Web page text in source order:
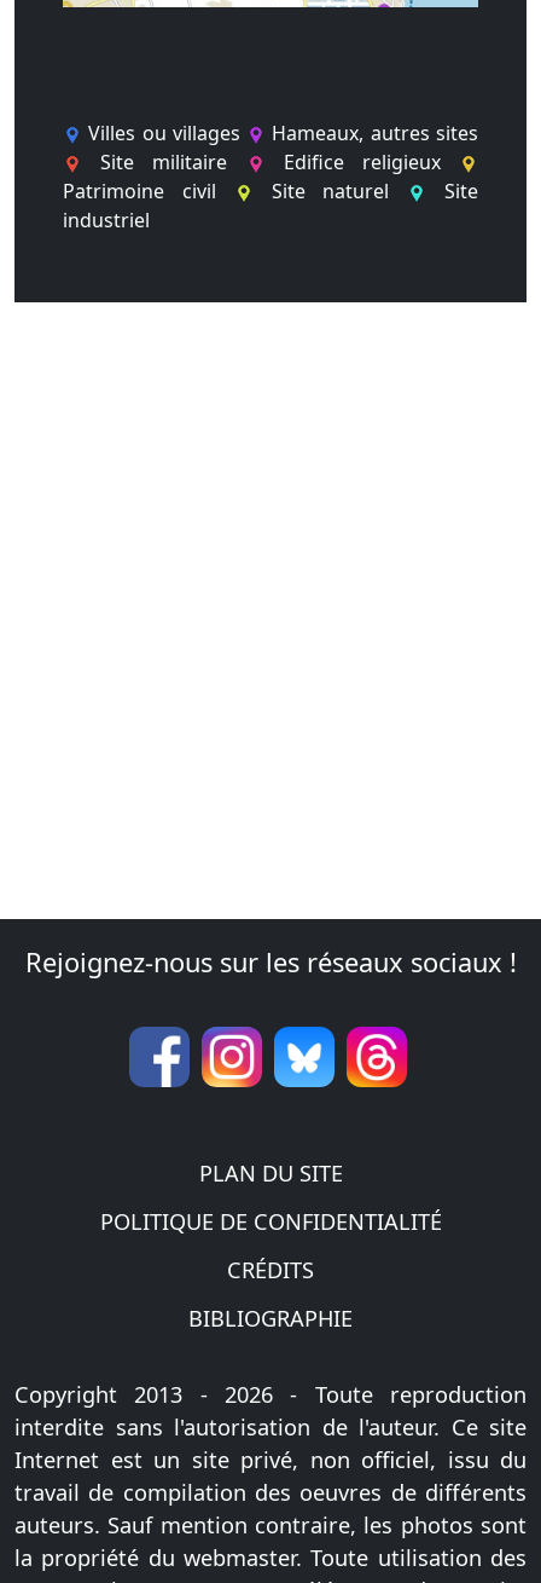
Villes ou villages
Hameaux, autres sites
Site militaire
Edifice religieux
Patrimoine civil
Site naturel
Site
industriel
Rejoignez-nous sur les réseaux sociaux !
PLAN DU SITE
POLITIQUE DE CONFIDENTIALITÉ
CRÉDITS
BIBLIOGRAPHIE
Copyright 2013 - 2026 - Toute reproduction
interdite sans l'autorisation de l'auteur. Ce site
Internet est un site privé, non officiel, issu du
travail de compilation des oeuvres de différents
auteurs. Sauf mention contraire, les photos sont
la propriété du webmaster. Toute utilisation des